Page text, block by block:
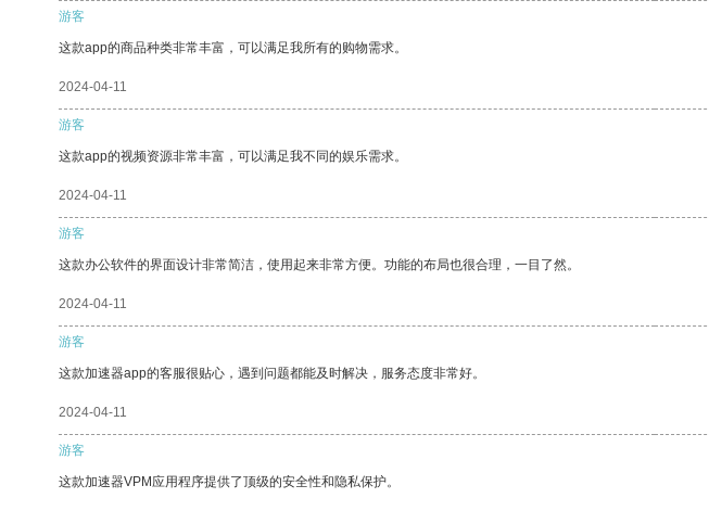
游客
这款app的商品种类非常丰富，可以满足我所有的购物需求。
2024-04-11
游客
这款app的视频资源非常丰富，可以满足我不同的娱乐需求。
2024-04-11
游客
这款办公软件的界面设计非常简洁，使用起来非常方便。功能的布局也很合理，一目了然。
2024-04-11
游客
这款加速器app的客服很贴心，遇到问题都能及时解决，服务态度非常好。
2024-04-11
游客
这款加速器VPM应用程序提供了顶级的安全性和隐私保护。